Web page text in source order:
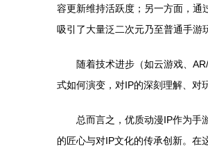
容更新维持活跃度；另一方面，通
吸引了大量泛二次元乃至普通手游
随着技术进步（如云游戏、
式如何演变，对IP的深刻理解、对
总而言之，优质动漫IP作为手
的匠心与对IP文化的传承创新。在